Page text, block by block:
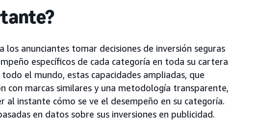
anunciantes tomar decisiones de inversión seguras
específicos de cada categoría en toda su cartera
el mundo, estas capacidades ampliadas, que
con marcas similares y una metodología transparente,
al instante cómo se ve el desempeño en su categoría.
en datos sobre sus inversiones en publicidad.